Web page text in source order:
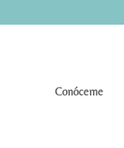
Conóceme